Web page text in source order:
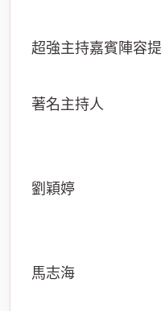
超強主持嘉賓陣容
著名主持人
劉穎婷
馬志海